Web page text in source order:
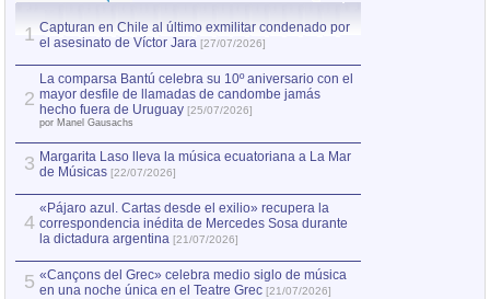
1 Capturan en Chile al último exmilitar condenado por
el asesinato de Víctor Jara [27/07/2026]
2
La comparsa Bantú celebra su 10º aniversario con el
mayor desfile de llamadas de candombe jamás
hecho fuera de Uruguay [25/07/2026]
por Manel Gausachs
3 Margarita Laso lleva la música ecuatoriana a La Mar
de Músicas [22/07/2026]
4
«Pájaro azul. Cartas desde el exilio» recupera la
correspondencia inédita de Mercedes Sosa durante
la dictadura argentina [21/07/2026]
5 «Cançons del Grec» celebra medio siglo de música
en una noche única en el Teatre Grec [21/07/2026]